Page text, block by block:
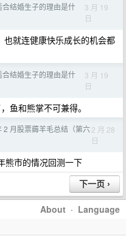
结婚生子的理由是什
3 月 19
日
就连健康快乐成长的机会都
结婚生子的理由是什
3 月 19
日
鱼和熊掌不可兼得。
2 月股票薅羊毛总结（第六2 月 28
日
熊市的情况回测一下
About · Language